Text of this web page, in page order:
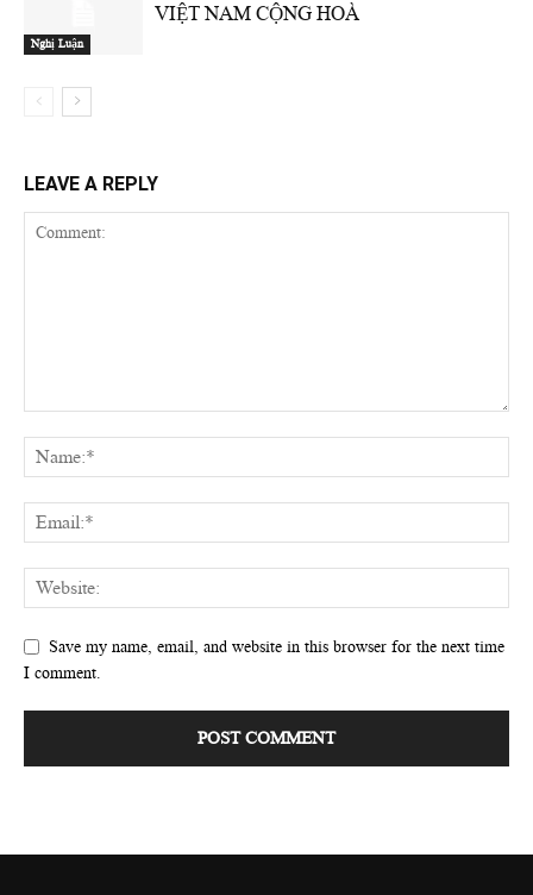
Nghị Luận
VIỆT NAM CỘNG HOÀ
LEAVE A REPLY
Save my name, email, and website in this browser for the next time
I comment.